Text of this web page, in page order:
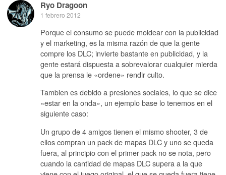
Ryo Dragoon
1 febrero 2012
Porque el consumo se puede moldear con la publicidad
y el marketing, es la misma razón de que la gente
compre los DLC; invierte bastante en publicidad, y la
gente estará dispuesta a sobrevalorar cualquier mierda
que la prensa le «ordene» rendir culto.
Tambien es debido a presiones sociales, lo que se dice
«estar en la onda», un ejemplo base lo tenemos en el
siguiente caso:
Un grupo de 4 amigos tienen el mismo shooter, 3 de
ellos compran un pack de mapas DLC y uno se queda
fuera, al principio con el primer pack no se nota, pero
cuando la cantidad de mapas DLC supera a la que